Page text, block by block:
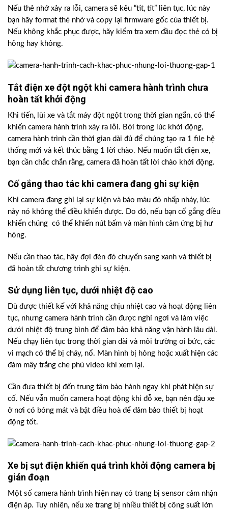
Nếu thẻ nhớ xảy ra lỗi, camera sẽ kêu “tit, tit” liên tục, lúc này
bạn hãy format thẻ nhớ và copy lại firmware gốc của thiết bị.
Nếu không khắc phục được, hãy kiểm tra xem đầu đọc thẻ có bị
hỏng hay không.
Tắt điện xe đột ngột khi camera hành trình chưa
hoàn tất khởi động
Khi tiến, lùi xe và tắt máy đột ngột trong thời gian ngắn, có thể
khiến camera hành trình xảy ra lỗi. Bởi trong lúc khởi động,
camera hành trình cần thời gian dài đủ để chúng tạo ra 1 file hệ
thống mới và kết thúc bằng 1 lời chào. Nếu muốn tắt điện xe,
bạn cần chắc chắn rằng, camera đã hoàn tất lời chào khởi động.
Cố gắng thao tác khi camera đang ghi sự kiện
Khi camera đang ghi lại sự kiện và báo màu đỏ nhấp nháy, lúc
này nó không thể điều khiển được. Do đó, nếu bạn cố gắng điều
khiển chúng có thể khiến nút bấm và màn hình cảm ứng bị hư
hỏng.
Nếu cần thao tác, hãy đợi đèn đỏ chuyển sang xanh và thiết bị
đã hoàn tất chương trình ghi sự kiện.
Sử dụng liên tục, dưới nhiệt độ cao
Dù được thiết kế với khả năng chịu nhiệt cao và hoạt động liên
tục, nhưng camera hành trình cần được nghỉ ngơi và làm việc
dưới nhiệt độ trung bình để đảm bảo khả năng vận hành lâu dài.
Nếu chạy liên tục trong thời gian dài và môi trường oi bức, các
vi mạch có thể bị cháy, nổ. Màn hình bị hỏng hoặc xuất hiện các
đám mây trắng che phủ video khi xem lại.
Cần đưa thiết bị đến trung tâm bảo hành ngay khi phát hiện sự
cố. Nếu vẫn muốn camera hoạt động khi đỗ xe, bạn nên đậu xe
ở nơi có bóng mát và bật điều hoà để đảm bảo thiết bị hoạt
động tốt.
Xe bị sụt điện khiến quá trình khởi động camera bị
gián đoạn
Một số camera hành trình hiện nay có trang bị sensor cảm nhận
điện áp. Tuy nhiên, nếu xe trang bị nhiều thiết bị công suất lớn